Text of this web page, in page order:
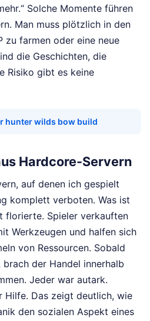
Solche Momente führen
Man muss plötzlich in den
zu farmen oder eine neue
die Geschichten, die
Risiko gibt es keine
hunter wilds bow build
Hardcore-Servern
auf denen ich gespielt
komplett verboten. Was ist
florierte. Spieler verkauften
Werkzeugen und halfen sich
von Ressourcen. Sobald
der Handel innerhalb
Jeder war autark.
Hilfe. Das zeigt deutlich, wie
den sozialen Aspekt eines